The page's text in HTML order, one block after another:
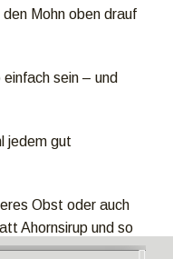
Mohn oben drauf
sein – und
jedem gut
Obst oder auch
Ahornsirup und so